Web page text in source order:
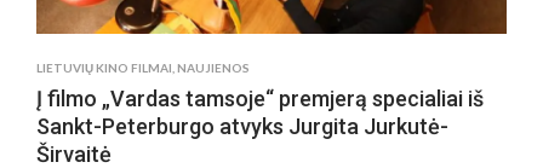
LIETUVIŲ KINO FILMAI NAUJIENOS
Į filmo „Vardas tamsoje“ premjerą specialiai iš
Sankt-Peterburgo atvyks Jurgita Jurkutė-
Širvaitė